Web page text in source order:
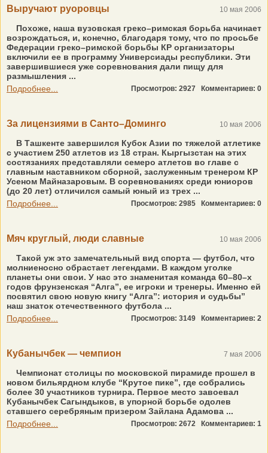
Выручают руоровцы 10 мая 2006
Похоже, наша вузовская греко–римская борьба начинает
возрождаться, и, конечно, благодаря тому, что по просьбе
Федерации греко–римской борьбы КР организаторы
включили ее в программу Универсиады республики. Эти
завершившиеся уже соревнования дали пищу для
размышления ...
Подробнее...
Просмотров: 2927 Комментариев: 0
За лицензиями в Санто–Доминго 10 мая 2006
В Ташкенте завершился Кубок Азии по тяжелой атлетике
с участием 250 атлетов из 18 стран. Кыргызстан на этих
состязаниях представляли семеро атлетов во главе с
главным наставником сборной, заслуженным тренером КР
Усеном Майназаровым. В соревнованиях среди юниоров
(до 20 лет) отличился самый юный из трех ...
Подробнее...
Просмотров: 2985 Комментариев: 0
Мяч круглый, люди славные 10 мая 2006
Такой уж это замечательный вид спорта — футбол, что
молниеносно обрастает легендами. В каждом уголке
планеты они свои. У нас это знаменитая команда 60–80–х
годов фрунзенская “Алга”, ее игроки и тренеры. Именно ей
посвятил свою новую книгу “Алга”: история и судьбы”
наш знаток отечественного футбола ...
Подробнее...
Просмотров: 3149 Комментариев: 2
Кубанычбек — чемпион 7 мая 2006
Чемпионат столицы по московской пирамиде прошел в
новом бильярдном клубе “Крутое пике”, где собрались
более 30 участников турнира. Первое место завоевал
Кубанычбек Сагындыков, в упорной борьбе одолев
ставшего серебряным призером Зайлана Адамова ...
Подробнее...
Просмотров: 2672 Комментариев: 1